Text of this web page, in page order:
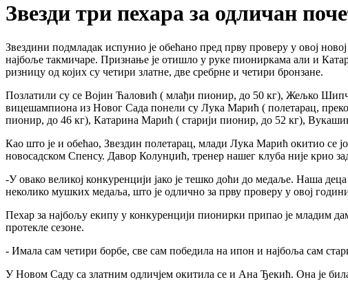
​Звезди три пехара за одличан
Звездини подмладак испунио је обећано пред прву проверу у овој
најбоље такмичаре. Признање је отишло у руке пиониркама али и
ризницу од којих су четири златне, две сребрне и четири бронзане.
Позлатили су се Војин Ћаловић ( млађи пионир, до 50 кг), Жељко
вицешампиона из Новог Сада понели су Лука Марић ( полетарац,
пионир, до 46 кг), Катарина Марић ( старији пионир, до 52 кг),
Као што је и обећао, Звездин полетарац, млади Лука Марић окитио се
новосадском Спенсу. Давор Колунџић, тренер нашег клуба није крио
-У овако великој конкуренцији јако је тешко доћи до медаље. Наша
неколико мушких медаља, што је одлично за прву проверу у овој
Пехар за најбољу екипу у конкуренцији пионирки припао је младим
протекле сезоне.
- Имала сам четири борбе, све сам победила на ипон и најбоља сам
У Новом Саду са златним одличјем окитила се и Ана Ђекић. Она је